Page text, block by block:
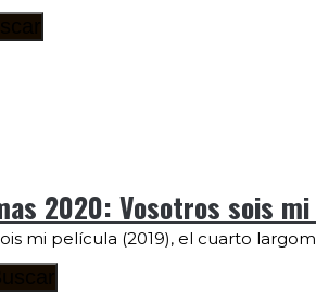
2020: Vosotros sois
mi película (2019), el cuarto